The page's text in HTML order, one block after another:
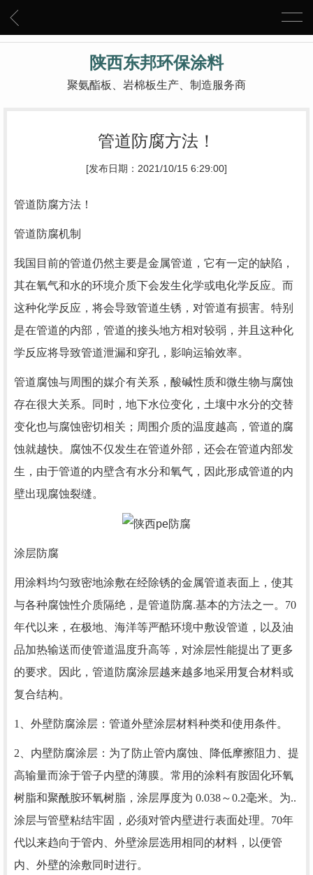
陕西东邦环保涂料
聚氨酯板、岩棉板生产、制造服务商
管道防腐方法！
[发布日期：2021/10/15 6:29:00]
管道防腐方法！
管道防腐机制
我国目前的管道仍然主要是金属管道，它有一定的缺陷，
其在氧气和水的环境介质下会发生化学或电化学反应。而
这种化学反应，将会导致管道生锈，对管道有损害。特别
是在管道的内部，管道的接头地方相对较弱，并且这种化
学反应将导致管道泄漏和穿孔，影响运输效率。
管道腐蚀与周围的媒介有关系，酸碱性质和微生物与腐蚀
存在很大关系。同时，地下水位变化，土壤中水分的交替
变化也与腐蚀密切相关；周围介质的温度越高，管道的腐
蚀就越快。腐蚀不仅发生在管道外部，还会在管道内部发
生，由于管道的内壁含有水分和氧气，因此形成管道的内
壁出现腐蚀裂缝。
涂层防腐
用涂料均匀致密地涂敷在经除锈的金属管道表面上，使其
与各种腐蚀性介质隔绝，是管道防腐.基本的方法之一。70
年代以来，在极地、海洋等严酷环境中敷设管道，以及油
品加热输送而使管道温度升高等，对涂层性能提出了更多
的要求。因此，管道防腐涂层越来越多地采用复合材料或
复合结构。
1、外壁防腐涂层：管道外壁涂层材料种类和使用条件。
2、内壁防腐涂层：为了防止管内腐蚀、降低摩擦阻力、提
高输量而涂于管子内壁的薄膜。常用的涂料有胺固化环氧
树脂和聚酰胺环氧树脂，涂层厚度为 0.038～0.2毫米。为..
涂层与管壁粘结牢固，必须对管内壁进行表面处理。70年
代以来趋向于管内、外壁涂层选用相同的材料，以便管
内、外壁的涂敷同时进行。